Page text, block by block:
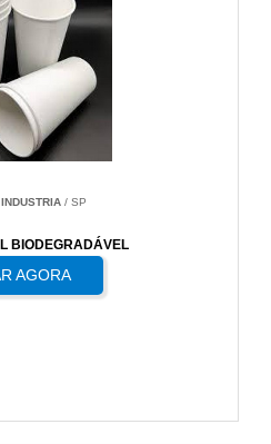
/ SP
BIODEGRADÁVEL
AGORA